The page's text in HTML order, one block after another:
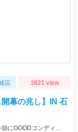
店 1621 view
幕の兆し】IN 石
師崎沖の船キスがいよいよ開幕の兆し！MAX22㎝を頭にGOODコンディションのシロギスが釣れ始めました♪